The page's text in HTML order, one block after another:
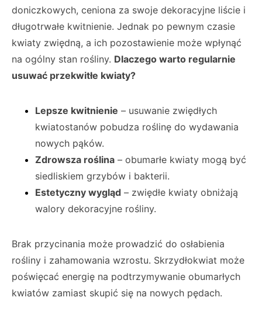
doniczkowych, ceniona za swoje dekoracyjne liście i
długotrwałe kwitnienie. Jednak po pewnym czasie
kwiaty zwiędną, a ich pozostawienie może wpłynąć
na ogólny stan rośliny. Dlaczego warto regularnie
usuwać przekwitłe kwiaty?
Lepsze kwitnienie – usuwanie zwiędłych
kwiatostanów pobudza roślinę do wydawania
nowych pąków.
Zdrowsza roślina – obumarłe kwiaty mogą być
siedliskiem grzybów i bakterii.
Estetyczny wygląd – zwiędłe kwiaty obniżają
walory dekoracyjne rośliny.
Brak przycinania może prowadzić do osłabienia
rośliny i zahamowania wzrostu. Skrzydłokwiat może
poświęcać energię na podtrzymywanie obumarłych
kwiatów zamiast skupić się na nowych pędach.